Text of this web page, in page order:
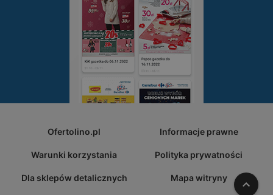
Ofertolino.pl Informacje prawne
Warunki korzystania Polityka prywatności
Dla sklepów detalicznych Mapa witryny W